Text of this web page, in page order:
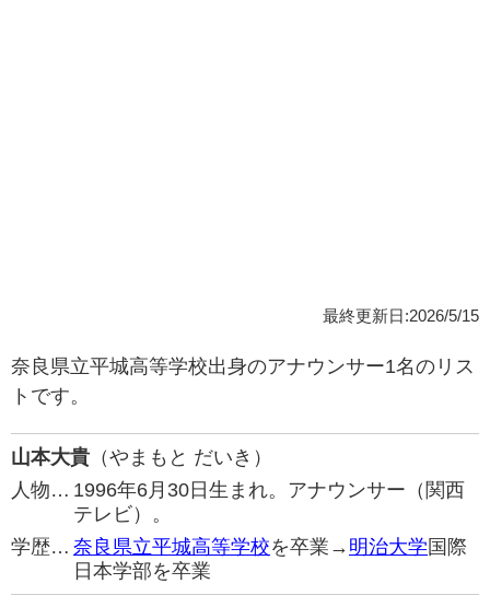
最終更新日:2026/5/15
奈良県立平城高等学校出身のアナウンサー1名のリス
トです。
山本大貴 （やまもと だいき）
人物… 1996年6月30日生まれ。アナウンサー（関西
テレビ）。
学歴… 奈良県立平城高等学校を卒業→ 明治大学 国際
日本学部を卒業